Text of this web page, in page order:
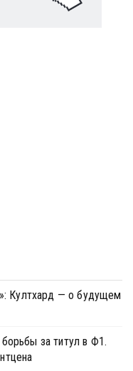
Култхард — о будущем
за титул в Ф1.